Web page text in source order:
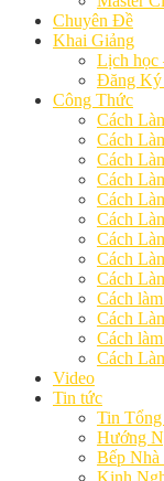
Chuyên Đề
Khai Giảng
Lịch học
Đăng Ký
Công Thức
Cách
Cách
Cách
Cách
Cách
Cách
Cách
Cách
Cách
Cách
Cách
Cách
Cách
Video
Tin tức
Tin
Hướng
Bếp Nhà
Kinh